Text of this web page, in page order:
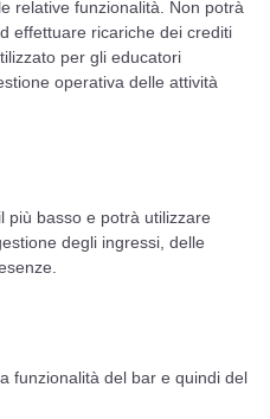
relative funzionalità. Non potrà
effettuare ricariche dei crediti
per gli educatori
operativa delle attività
più basso e potrà utilizzare
degli ingressi, delle
funzionalità del bar e quindi del